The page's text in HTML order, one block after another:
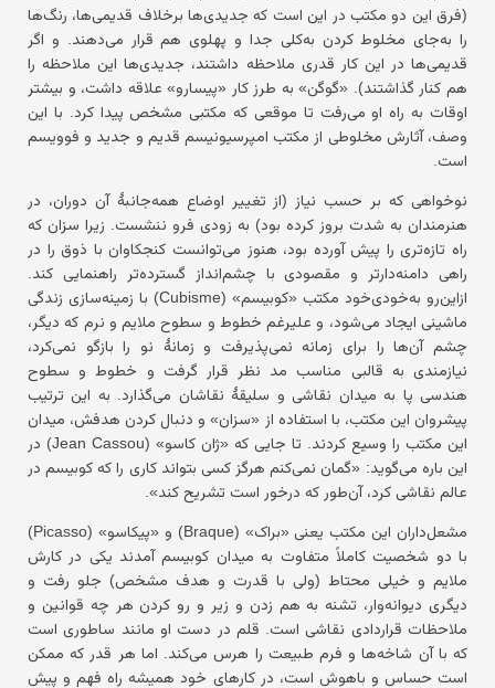
(فرق این دو مکتب در این است که جدیدی‌ها برخلاف قدیمی‌ها، رنگ‌ها
را به‌جای مخلوط کردن به‌کلی جدا و پهلوی هم قرار می‌دهند. و اگر
قدیمی‌ها در این کار قدری ملاحظه داشتند، جدیدی‌ها این ملاحظه را
هم کنار گذاشتند). «گوگن» به طرز کار «پیسارو» علاقه داشت، و بیشتر
اوقات به راه او می‌رفت تا موقعی که مکتبی مشخص پیدا کرد. با این
وصف، آثارش مخلوطی از مکتب امپرسیونیسم قدیم و جدید و فوویسم
است.
نوخواهی که بر حسب نیاز (از تغییر اوضاع همه‌جانبهٔ آن دوران، در
هنرمندان به شدت بروز کرده بود) به زودی فرو ننشست. زیرا سزان که
راه تازه‌تری را پیش آورده بود، هنوز می‌توانست کنجکاوان با ذوق را در
راهی دامنه‌دارتر و مقصودی با چشم‌انداز گسترده‌تر راهنمایی کند.
ازاین‌رو به‌خودی‌خود مکتب «کوبیسم» (Cubisme) با زمینه‌سازی زندگی
ماشینی ایجاد می‌شود، و علیرغم خطوط و سطوح ملایم و نرم که دیگر،
چشم آن‌ها را برای زمانه نمی‌پذیرفت و زمانهٔ نو را بازگو نمی‌کرد،
نیازمندی به قالبی مناسب مد نظر قرار گرفت و خطوط و سطوح
هندسی پا به میدان نقاشی و سلیقهٔ نقاشان می‌گذارد. به این ترتیب
پیشروان این مکتب، با استفاده از «سزان» و دنبال کردن هدفش، میدان
این مکتب را وسیع کردند. تا جایی که «ژان کاسو» (Jean Cassou) در
این باره می‌گوید: «گمان نمی‌کنم هرگز کسی بتواند کاری را که کوبیسم در
عالم نقاشی کرد، آن‌طور که درخور است تشریح کند».
مشعل‌داران این مکتب یعنی «براک» (Braque) و «پیکاسو» (Picasso)
با دو شخصیت کاملاً متفاوت به میدان کوبیسم آمدند یکی در کارش
ملایم و خیلی محتاط (ولی با قدرت و هدف مشخص) جلو رفت و
دیگری دیوانه‌وار، تشنه به هم زدن و زیر و رو کردن هر چه قوانین و
ملاحظات قراردادی نقاشی است. قلم در دست او مانند ساطوری است
که با آن شاخه‌ها و فرم طبیعت را هرس می‌کند. اما هر قدر که ممکن
است حساس و باهوش است، در کارهای خود همیشه راه فهم و پیش